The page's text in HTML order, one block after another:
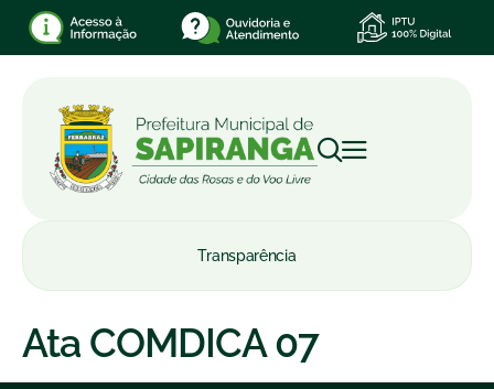
Transparência
Ata COMDICA 07